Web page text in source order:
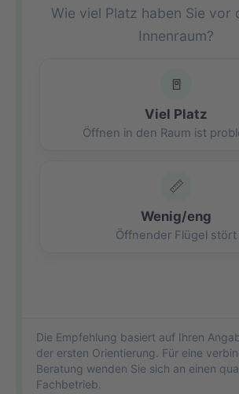
Wie viel Platz haben Sie vor
Innenraum?
🚪
Viel Platz
Öffnen in den Raum ist
📏
Wenig/eng
Öffnender Flügel stört
Die Empfehlung basiert auf Ihren
der ersten Orientierung. Für eine
Beratung wenden Sie sich an einen
Fachbetrieb.